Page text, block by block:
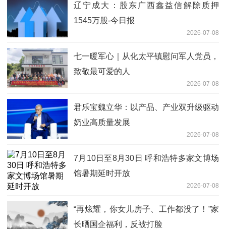
辽宁成大：股东广西鑫益信解除质押
1545万股-今日报
2026-07-08
七一暖军心｜从化太平镇慰问军人党员，
致敬最可爱的人
2026-07-08
君乐宝魏立华：以产品、产业双升级驱动
奶业高质量发展
2026-07-08
7月10日至8月30日 呼和浩特多家文博场
馆暑期延时开放
2026-07-08
“再炫耀，你女儿房子、工作都没了！”家
长晒国企福利，反被打脸